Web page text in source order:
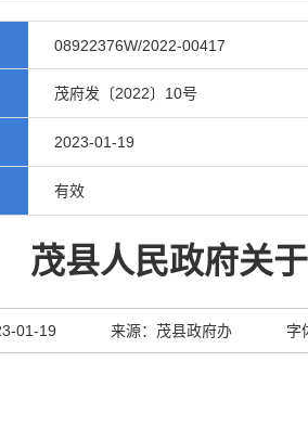
08922376W/2022-00417
茂府发〔2022〕10号
2023-01-19
有效
茂县人民政府关
01-19 来源：茂县政府办 字